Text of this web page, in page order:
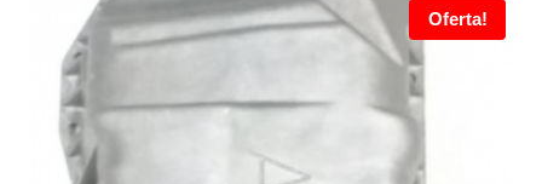
Oferta!